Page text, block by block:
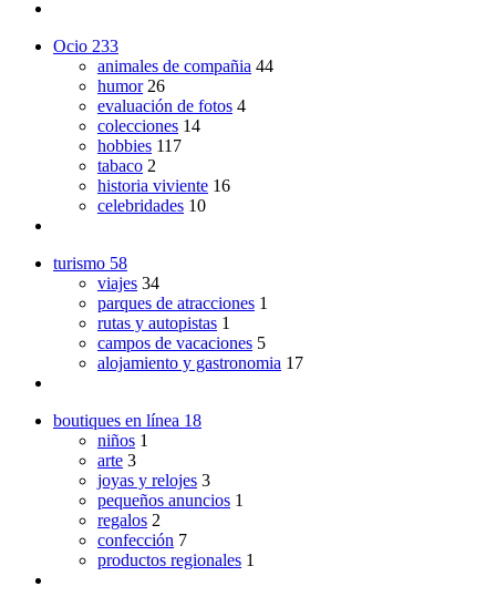
Ocio 233
animales de compañia 44
humor 26
evaluación de fotos 4
colecciones 14
hobbies 117
tabaco 2
historia viviente 16
celebridades 10
turismo 58
viajes 34
parques de atracciones 1
rutas y autopistas 1
campos de vacaciones 5
alojamiento y gastronomia 17
boutiques en línea 18
niños 1
arte 3
joyas y relojes 3
pequeños anuncios 1
regalos 2
confección 7
productos regionales 1